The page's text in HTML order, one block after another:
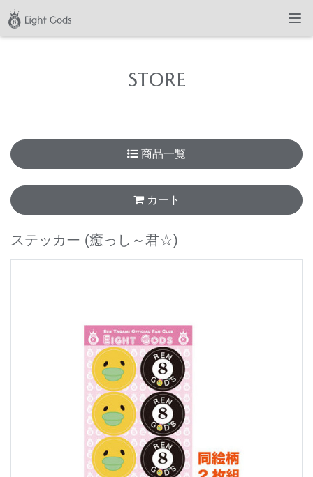
STORE
商品一覧
カート
ステッカー (癒っし～君☆)